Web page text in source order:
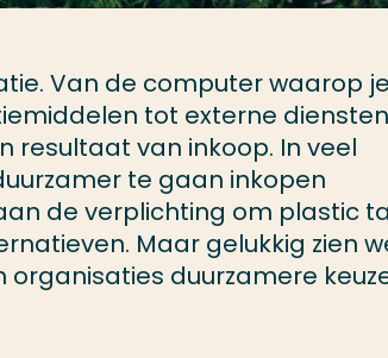
Van de computer waarop je
tot externe
resultaat van inkoop. In veel
te gaan inkopen
de verplichting om plastic
Maar gelukkig zien
duurzamere